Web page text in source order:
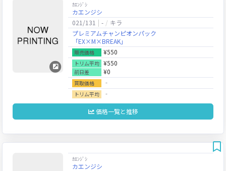
ｶｴﾝｼﾞｼ
カエンジシ
021/131
-
キラ
プレミアムチャンピオンパック
「EX×M×BREAK」
販売価格 ¥550
トリム平均 ¥550
前日差 ¥0
買取価格 ‐
トリム平均 ‐
価格一覧と推移
ｶｴﾝｼﾞｼ
カエンジシ